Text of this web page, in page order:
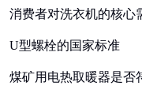
消费者对洗衣机的核心
U型螺栓的国家标准
煤矿用电热取暖器是否